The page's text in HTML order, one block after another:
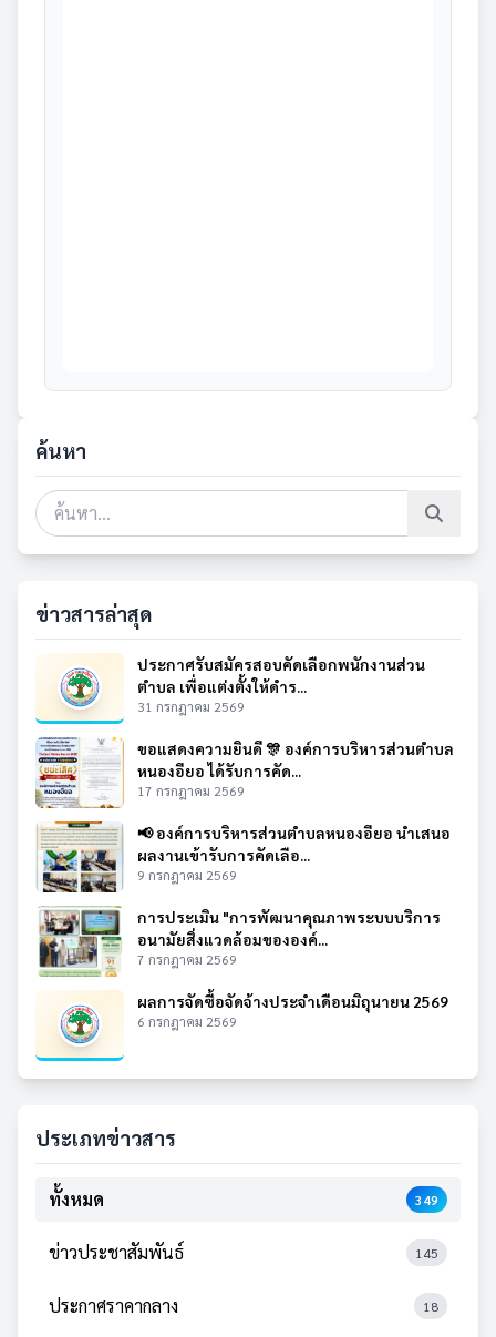
ค้นหา
ข่าวสารล่าสุด
ประกาศรับสมัครสอบคัดเลือกพนักงานส่วน
ตำบล เพื่อแต่งตั้งให้ดำร...
31 กรกฎาคม 2569
ขอแสดงความยินดี 🎊 องค์การบริหารส่วนตำบล
หนองอียอ ได้รับการคัด...
17 กรกฎาคม 2569
📢 องค์การบริหารส่วนตำบลหนองอียอ นำเสนอ
ผลงานเข้ารับการคัดเลือ...
9 กรกฎาคม 2569
การประเมิน "การพัฒนาคุณภาพระบบบริการ
อนามัยสิ่งแวดล้อมขององค์...
7 กรกฎาคม 2569
ผลการจัดซื้อจัดจ้างประจำเดือนมิถุนายน 2569
6 กรกฎาคม 2569
ประเภทข่าวสาร
ทั้งหมด 349
ข่าวประชาสัมพันธ์ 145
ประกาศราคากลาง 18